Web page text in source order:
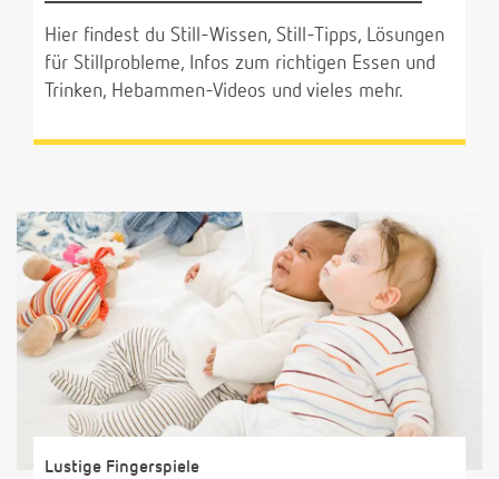
Hier findest du Still-Wissen, Still-Tipps, Lösungen
für Stillprobleme, Infos zum richtigen Essen und
Trinken, Hebammen-Videos und vieles mehr.
Lustige Fingerspiele